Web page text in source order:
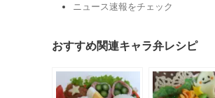
ニュース速報をチェック
おすすめ関連キャラ弁レシピ